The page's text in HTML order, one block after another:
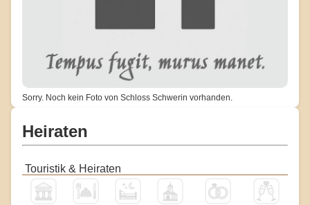
Sorry. Noch kein Foto von Schloss Schwerin vorhanden.
Heiraten
Touristik & Heiraten